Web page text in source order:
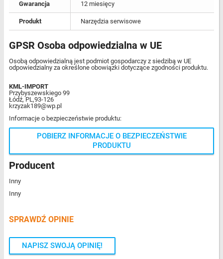
Gwarancja 12 miesięcy
Produkt Narzędzia serwisowe
GPSR Osoba odpowiedzialna w UE
Osobą odpowiedzialną jest podmiot gospodarczy z siedzibą w UE
odpowiedzialny za określone obowiązki dotyczące zgodności produktu.
KML-IMPORT
Przybyszewskiego 99
Łódź, PL,93-126
krzyzak189@wp.pl
Informacje o bezpieczeństwie produktu:
POBIERZ INFORMACJE O BEZPIECZEŃSTWIE
PRODUKTU
Producent
Inny
Inny
SPRAWDŹ OPINIE
NAPISZ SWOJĄ OPINIĘ!